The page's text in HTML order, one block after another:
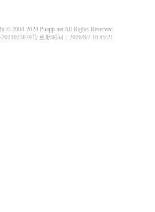
© 2004-2024 Puapp.net All Rights Reserved
号 更新时间：2026/8/7 16:45:21